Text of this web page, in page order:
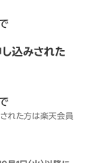
込みされた
れた方は楽天会員